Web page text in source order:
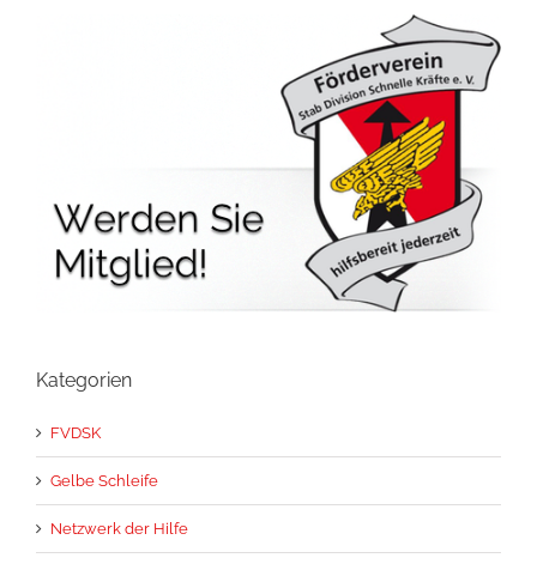
Kategorien
FVDSK
Gelbe Schleife
Netzwerk der Hilfe